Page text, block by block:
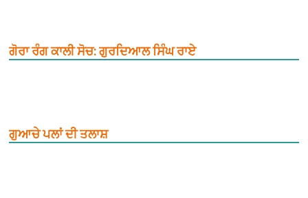
ਗੋਰਾ ਰੰਗ ਕਾਲੀ ਸੋਚ: ਗੁਰਦਿਆਲ ਸਿੰਘ ਰਾਏ
ਗੁਆਚੇ ਪਲਾਂ ਦੀ ਤਲਾਸ਼